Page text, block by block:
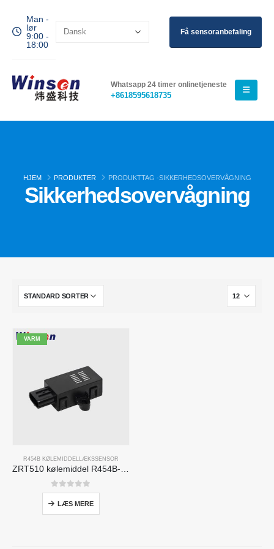
Man -
lør
9:00 -
18:00
Få sensoranbefaling
Whatsapp 24 timer onlinetjeneste
+8618595618735
HJEM PRODUKTER PRODUKTTAG -SIKKERHEDSOVERVÅGNING
Sikkerhedsovervågning
VARM
R454B KØLEMIDDELLÆKSSENSOR
0ud af 5
LÆS MERE